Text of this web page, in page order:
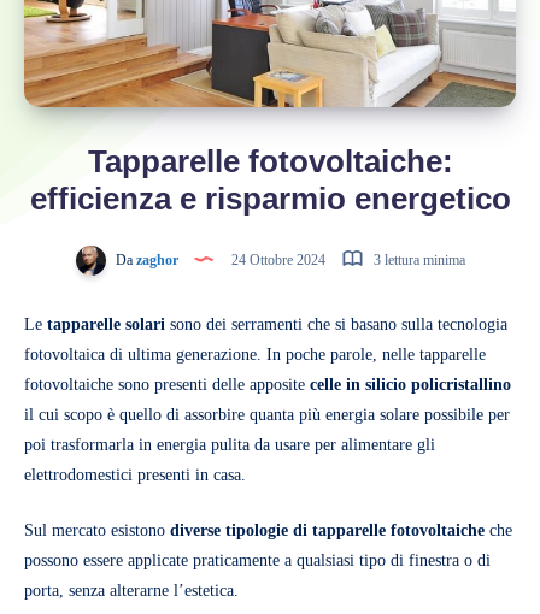
Tapparelle fotovoltaiche:
efficienza e risparmio energetico
Dazaghor 24 Ottobre 2024 3 lettura minima
Le tapparelle solari sono dei serramenti che si basano sulla tecnologia
fotovoltaica di ultima generazione. In poche parole, nelle tapparelle
fotovoltaiche sono presenti delle apposite celle in silicio policristallino
il cui scopo è quello di assorbire quanta più energia solare possibile per
poi trasformarla in energia pulita da usare per alimentare gli
elettrodomestici presenti in casa.
Sul mercato esistono diverse tipologie di tapparelle fotovoltaiche che
possono essere applicate praticamente a qualsiasi tipo di finestra o di
porta, senza alterarne l’estetica.